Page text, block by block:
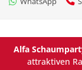
Alfa
attraktiven